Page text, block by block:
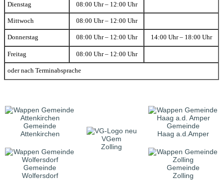
Dienstag 08:00 Uhr – 12:00 Uhr
Mittwoch 08:00 Uhr – 12:00 Uhr
Donnerstag 08:00 Uhr – 12:00 Uhr 14:00 Uhr – 18:00 Uhr
Freitag 08:00 Uhr – 12:00 Uhr
oder nach Terminabsprache
Gemeinde
Attenkirchen
VGem
Zolling
Gemeinde
Haag a.d.Amper
Gemeinde
Wolfersdorf
Gemeinde
Zolling